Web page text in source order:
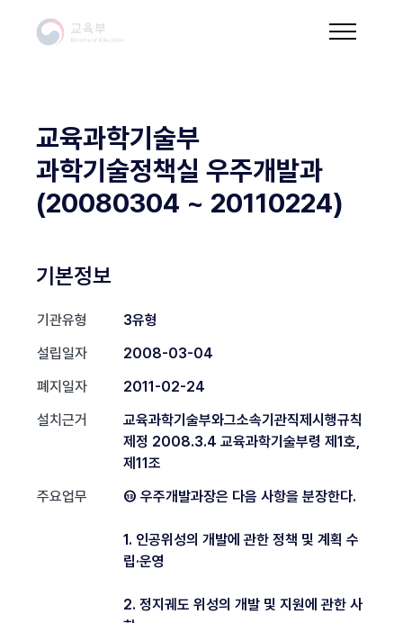
교육과학기술부
과학기술정책실 우주개발과
(20080304 ~ 20110224)
기본정보
기관유형
3유형
설립일자
2008-03-04
폐지일자
2011-02-24
설치근거
교육과학기술부와그소속기관직제시행규칙
제정 2008.3.4 교육과학기술부령 제1호,
제11조
주요업무
⑬ 우주개발과장은 다음 사항을 분장한다.
1. 인공위성의 개발에 관한 정책 및 계획 수
립·운영
2. 정지궤도 위성의 개발 및 지원에 관한 사